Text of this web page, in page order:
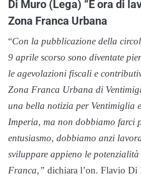
Di Muro (Lega) “È ora di
Zona Franca Urbana
“Con la pubblicazione della
9 aprile scorso sono diventate
le agevolazioni fiscali e
Zona Franca Urbana di
una bella notizia per Ventimiglia
Imperia, ma non dobbiamo farci
entusiasmo, dobbiamo anzi
sviluppare appieno le
Franca,” dichiara l’on. Flavio Di